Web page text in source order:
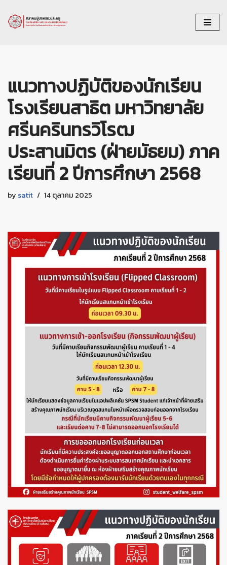
Skip
แนวทางปฏิบัติของนักเรียน
โรงเรียนสาธิต มหาวิทยาลัย
ศรีนครินทรวิโรฒ
ประสานมิตร (ฝ่ายมัธยม) ภาค
เรียนที่ 2 ปีการศึกษา 2568
by satit 14 ตุลาคม 2025